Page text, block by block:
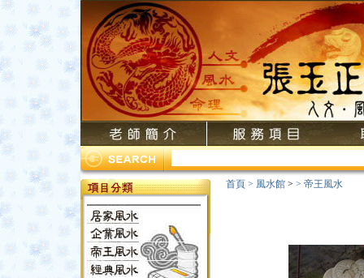
首頁 > 風水館 > > 帝王風水